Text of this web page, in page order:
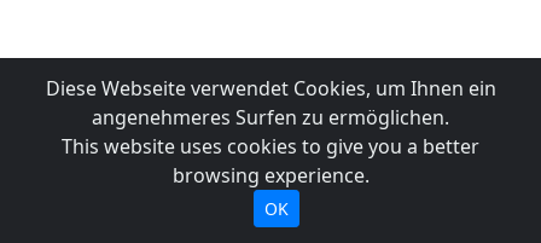
Diese Webseite verwendet Cookies, um Ihnen ein
angenehmeres Surfen zu ermöglichen.
This website uses cookies to give you a better
browsing experience.
OK